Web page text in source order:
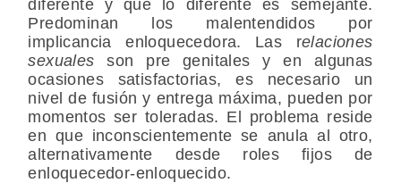
diferente y que lo diferente es semejante.
Predominan los malentendidos por
implicancia enloquecedora. Las relaciones
sexuales son pre genitales y en algunas
ocasiones satisfactorias, es necesario un
nivel de fusión y entrega máxima, pueden por
momentos ser toleradas. El problema reside
en que inconscientemente se anula al otro,
alternativamente desde roles fijos de
enloquecedor-enloquecido.